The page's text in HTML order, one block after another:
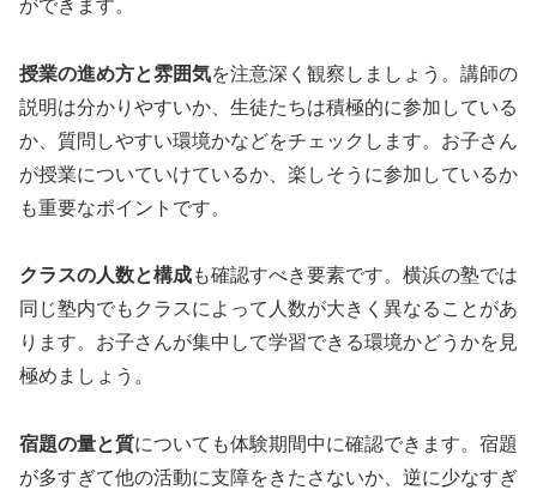
ができます。
授業の進め方と雰囲気を注意深く観察しましょう。講師の
説明は分かりやすいか、生徒たちは積極的に参加している
か、質問しやすい環境かなどをチェックします。お子さん
が授業についていけているか、楽しそうに参加しているか
も重要なポイントです。
クラスの人数と構成も確認すべき要素です。横浜の塾では
同じ塾内でもクラスによって人数が大きく異なることがあ
ります。お子さんが集中して学習できる環境かどうかを見
極めましょう。
宿題の量と質についても体験期間中に確認できます。宿題
が多すぎて他の活動に支障をきたさないか、逆に少なすぎ